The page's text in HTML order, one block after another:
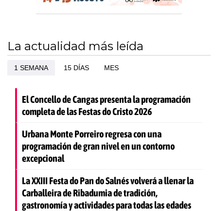
La actualidad más leída
1 SEMANA 15 DÍAS MES
El Concello de Cangas presenta la programación
completa de las Festas do Cristo 2026
Urbana Monte Porreiro regresa con una
programación de gran nivel en un contorno
excepcional
La XXIII Festa do Pan do Salnés volverá a llenar la
Carballeira de Ribadumia de tradición,
gastronomía y actividades para todas las edades